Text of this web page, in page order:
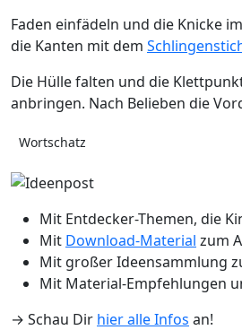
Faden einfädeln und die Knicke
die Kanten mit dem
Die Hülle falten und die
anbringen. Nach Belieben die
Wortschatz
Mit Entdecker-Themen, die
Mit Download-Material zum
Mit großer Ideensammlung
Mit Material-Empfehlungen
→ Schau Dir hier alle Infos an!